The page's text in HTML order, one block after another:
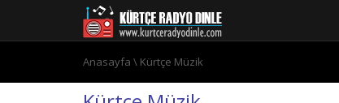
Anasayfa \ Kürtçe Müzik